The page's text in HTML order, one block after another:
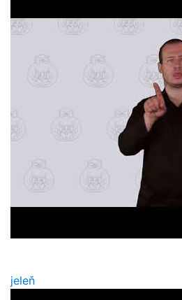
jeleň